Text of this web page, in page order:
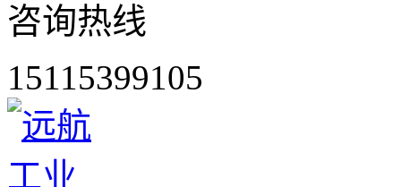
咨询热线
15115399105